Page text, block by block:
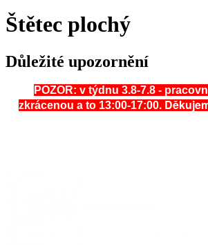
Štětec plochý
Důležité upozornění
POZOR: v týdnu 3.8-7.8 -
zkrácenou a to 13:00-17:00.